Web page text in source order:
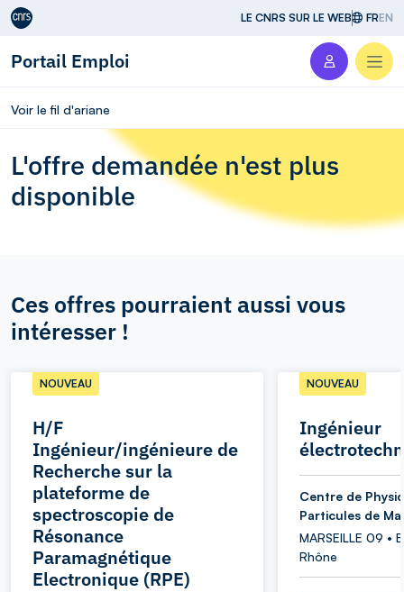
Aller au contenu LE CNRS SUR LE WEB FREN
Portail Emploi
Voir le fil d'ariane
L'offre demandée n'est plus
disponible
Ces offres pourraient aussi vous
intéresser !
H/F
Ingénieur/ingénieure de
Recherche sur la
plateforme de
spectroscopie de
Résonance
Paramagnétique
Electronique (RPE)
NOUVEAU
Ingénieur
NOUVEAU
Centre de
Particules de
MARSEILLE 09 •
Rhône